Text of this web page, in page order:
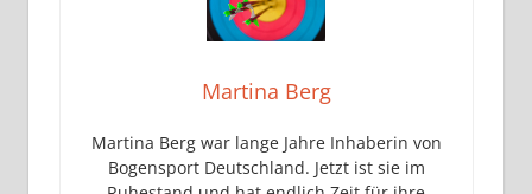
Martina Berg
Martina Berg war lange Jahre Inhaberin von
Bogensport Deutschland. Jetzt ist sie im